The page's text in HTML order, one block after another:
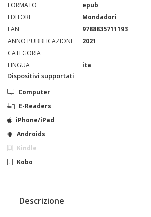
FORMATO
epub
EDITORE
Mondadori
EAN
9788835711193
ANNO PUBBLICAZIONE
2021
CATEGORIA
LINGUA
ita
Dispositivi supportati
Computer
E-Readers
iPhone/iPad
Androids
Kindle
Kobo
Descrizione